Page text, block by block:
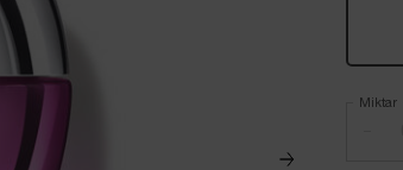
Miktar